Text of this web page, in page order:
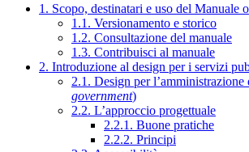
1. Scopo, destinatari e uso del Manuale
1.1. Versionamento e storico
1.2. Consultazione del manuale
1.3. Contribuisci al manuale
2. Introduzione al design per i servizi
2.1. Design per l’amministrazione
government)
2.2. L’approccio progettuale
2.2.1. Buone pratiche
2.2.2. Principi